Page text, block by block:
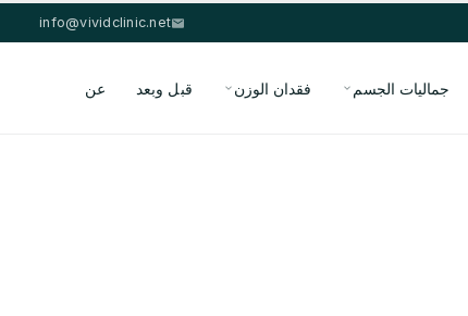
info@vividclinic.net
جماليات الجسم فقدان الوزن قبل وبعد عن